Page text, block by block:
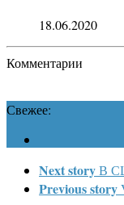
18.06.2020
Комментарии
Свежее:
Next storyВ
Previous story